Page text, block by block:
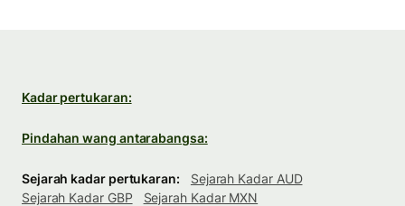
Kadar pertukaran:
Pindahan wang antarabangsa:
Sejarah kadar pertukaran:
Sejarah Kadar AUD
Sejarah Kadar GBP
Sejarah Kadar MXN